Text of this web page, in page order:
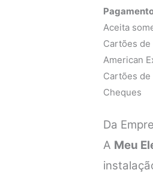
Aceita
Cartões
American
Cartões
Cheques
Da
A Meu